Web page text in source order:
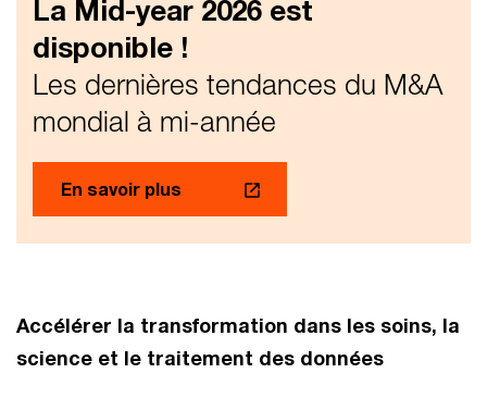
La Mid-year 2026 est
disponible !
Les dernières tendances du M&A
mondial à mi-année
En savoir plus
Accélérer la transformation dans les soins, la
science et le traitement des données